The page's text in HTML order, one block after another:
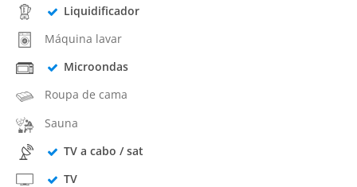
Liquidificador
Máquina lavar
Microondas
Roupa de cama
Sauna
TV a cabo / sat
TV